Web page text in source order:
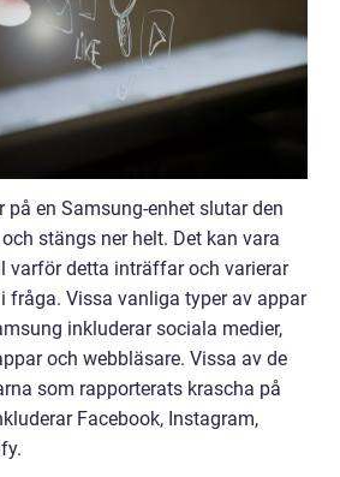
på en Samsung-enhet slutar den
stängs ner helt. Det kan vara
varför detta inträffar och varierar
fråga. Vissa vanliga typer av appar
inkluderar sociala medier,
och webbläsare. Vissa av de
som rapporterats krascha på
Facebook, Instagram,